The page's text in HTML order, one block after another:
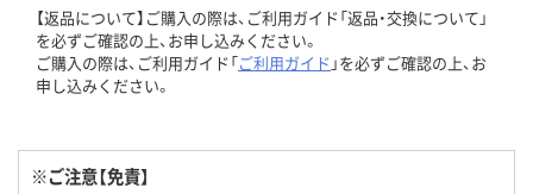
【返品について】ご購入の際は、ご利用ガイド「返品・交換について」
を必ずご確認の上、お申し込みください。
ご購入の際は、ご利用ガイド「ご利用ガイド 」を必ずご確認の上、お
申し込みください。
※ご注意【免責】